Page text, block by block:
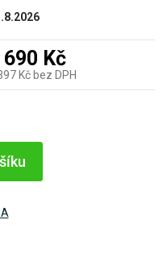
690 Kč
Kč bez DPH